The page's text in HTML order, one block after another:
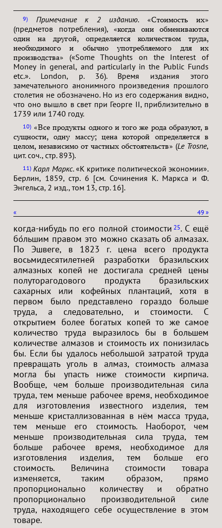
9 Примечание к 2 изданию. «Стоимость их»
(предметов потребления), «когда они обмениваются
один на другой, определяется количеством труда,
необходимого и обычно употребляемого для их
производства» («Some Thoughts on the Interest of
Money in general, and particularly in the Public Funds
etc.». London, p. 36). Время издания этого
замечательного анонимного произведения прошлого
столетия не обозначено. Но из его содержания видно,
что оно вышло в свет при Георге II, приблизительно в
1739 или 1740 году.
10
«Все продукты одного и того же рода образуют, в
сущности, одну массу; цена которой определяется в
целом, независимо от частных обстоятельств» (Le Trosne,
цит. соч., стр. 893).
11 Карл Маркс.«К критике политической экономии».
Берлин, 1859, стр. 6 [см. Сочинения К. Маркса и Ф.
Энгельса, 2 изд., том 13, стр. 16].
« »
49
когда-нибудь по его полной стоимости 25. С ещё
бо́льшим правом это можно сказать об алмазах.
По Эшвеге, в 1823 г. цена всего продукта
восьмидесятилетней разработки бразильских
алмазных копей не достигала средней цены
полуторагодового продукта бразильских
сахарных или кофейных плантаций, хотя в
первом было представлено гораздо больше
труда, а следовательно, и стоимости. С
открытием более богатых копей то же самое
количество труда выразилось бы в большем
количестве алмазов и стоимость их понизилась
бы. Если бы удалось небольшой затратой труда
превращать уголь в алмаз, стоимость алмаза
могла бы упасть ниже стоимости кирпича.
Вообще, чем больше производительная сила
труда, тем меньше рабочее время, необходимое
для изготовления известного изделия, тем
меньше кристаллизованная в нём масса труда,
тем меньше его стоимость. Наоборот, чем
меньше производительная сила труда, тем
больше рабочее время, необходимое для
изготовления изделия, тем больше его
стоимость. Величина стоимости товара
изменяется, таким образом, прямо
пропорционально количеству и обратно
пропорционально производительной силе
труда, находящего себе осуществление в этом
товаре.